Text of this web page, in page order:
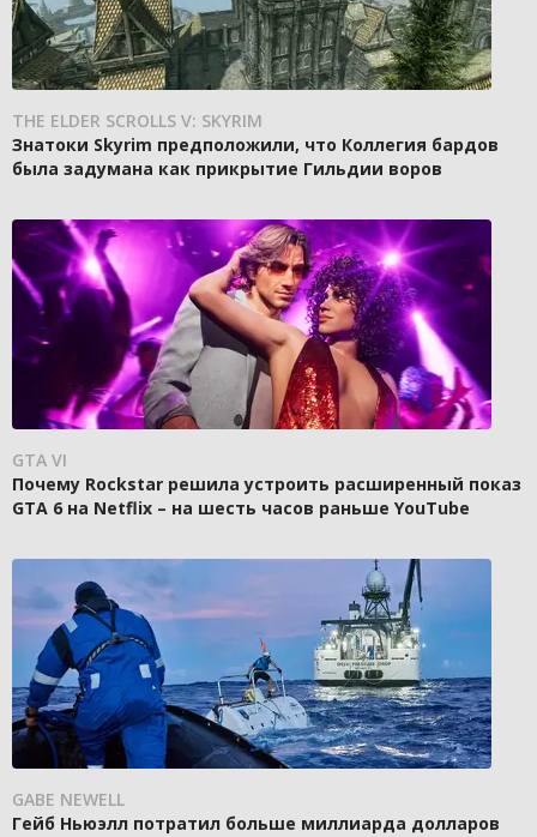
THE ELDER SCROLLS V: SKYRIM
Знатоки Skyrim предположили, что Коллегия бардов
была задумана как прикрытие Гильдии воров
GTA VI
Почему Rockstar решила устроить расширенный показ
GTA 6 на Netflix – на шесть часов раньше YouTube
GABE NEWELL
Гейб Ньюэлл потратил больше миллиарда долларов